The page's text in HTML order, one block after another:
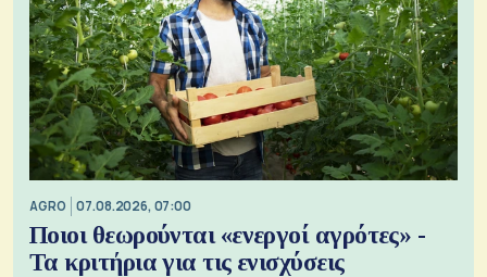
AGRO 07.08.2026, 07:00
Ποιοι θεωρούνται «ενεργοί αγρότες» -
Τα κριτήρια για τις ενισχύσεις